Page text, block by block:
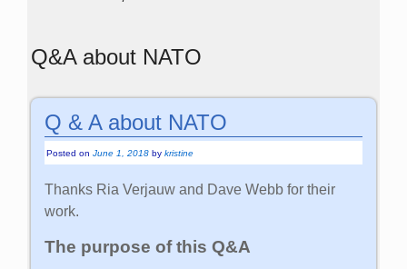
Q&A about NATO
Q & A about NATO
Posted onJune 1, 2018 bykristine
Thanks Ria Verjauw and Dave Webb for their
work.
The purpose of this Q&A